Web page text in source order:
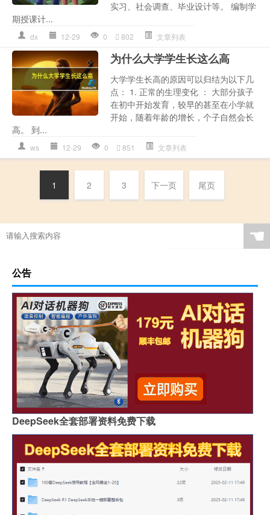
实习、社会调查、毕业设计等。 编制学
期授课计...
dx 12-29 0 802 文章列表
为什么大学学生长这么高
大学学生长高的原因可以归结为以下几
点： 1. 正常的生理变化 ： 大部分孩子
在初中开始发育，较早的甚至在小学就
开始，随着年龄的增长，个子自然会长
高。 到...
ws 12-29 0 851 文章列表
1 2 3 下一页 尾页
☚
公告
DeepSeek全套部署资料免费下载